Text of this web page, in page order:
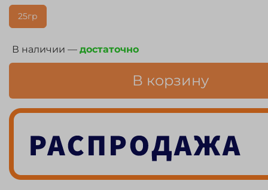
В наличии — достаточно
В корзину
25гр